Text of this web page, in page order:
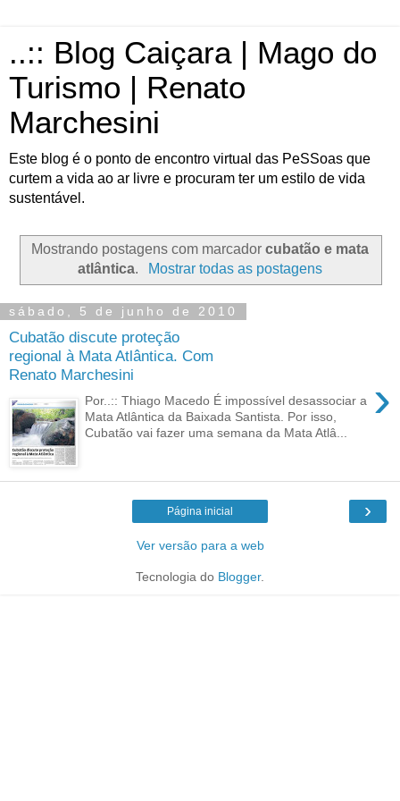
..:: Blog Caiçara | Mago do
Turismo | Renato
Marchesini
Este blog é o ponto de encontro virtual das PeSSoas que
curtem a vida ao ar livre e procuram ter um estilo de vida
sustentável.
Mostrando postagens com marcador cubatão e mata
atlântica. Mostrar todas as postagens
sábado, 5 de junho de 2010
Cubatão discute proteção
regional à Mata Atlântica. Com
Renato Marchesini
›
Por..:: Thiago Macedo É impossível desassociar a
Mata Atlântica da Baixada Santista. Por isso,
Cubatão vai fazer uma semana da Mata Atlâ...
›
Página inicial
Ver versão para a web
Tecnologia do Blogger.